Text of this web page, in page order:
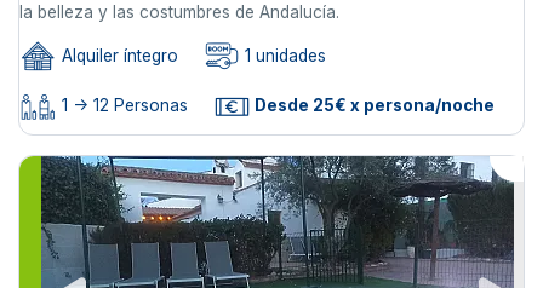
la belleza y las costumbres de Andalucía.
Alquiler íntegro 1 unidades
1 -> 12 Personas Desde 25€ x persona/noche